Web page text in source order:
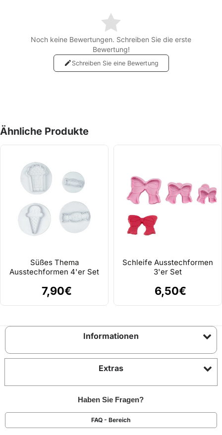
Noch keine Bewertungen. Schreiben Sie die erste
Bewertung!
Schreiben Sie eine Bewertung
Ähnliche Produkte
Süßes Thema
Ausstechformen 4'er Set
7,90€
Schleife Ausstechformen
3'er Set
6,50€
Informationen
Extras
Haben Sie Fragen?
FAQ - Bereich